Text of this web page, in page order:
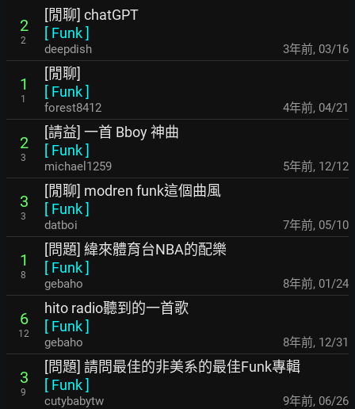
2
2
[閒聊] chatGPT
[ Funk]
deepdish 3年前, 03/16
1
1
[閒聊]
[ Funk]
forest8412 4年前, 04/21
2
3
[請益] 一首 Bboy 神曲
[ Funk]
michael1259 5年前, 12/12
3
3
[閒聊] modren funk這個曲風
[ Funk]
datboi 7年前, 05/10
1
8
[問題] 緯來體育台NBA的配樂
[ Funk]
gebaho 8年前, 01/24
6
12
hito radio聽到的一首歌
[ Funk]
gebaho 8年前, 12/31
3
9
[問題] 請問最佳的非美系的最佳Funk專輯
[ Funk]
cutybabytw 9年前, 06/26